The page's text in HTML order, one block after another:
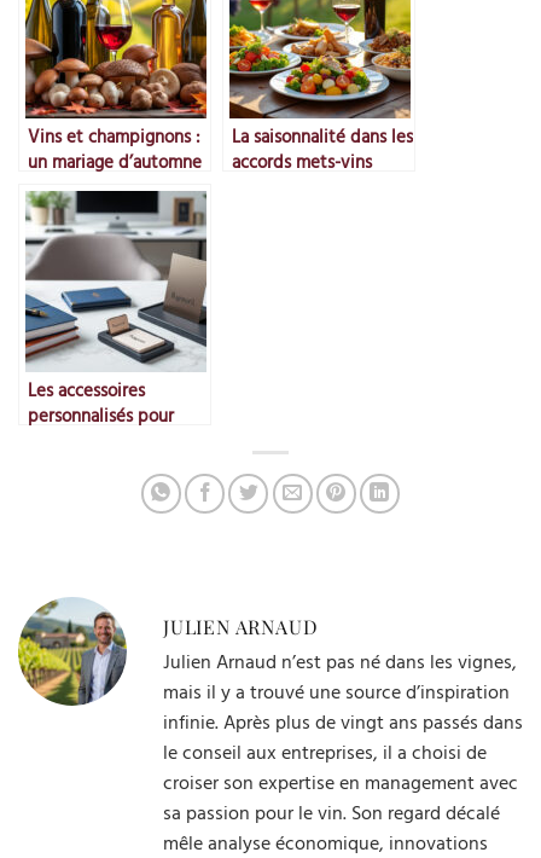
Vins et champignons :
un mariage d’automne
La saisonnalité dans les
accords mets-vins
Les accessoires
personnalisés pour
JULIEN ARNAUD
Julien Arnaud n’est pas né dans les vignes,
mais il y a trouvé une source d’inspiration
infinie. Après plus de vingt ans passés dans
le conseil aux entreprises, il a choisi de
croiser son expertise en management avec
sa passion pour le vin. Son regard décalé
mêle analyse économique, innovations